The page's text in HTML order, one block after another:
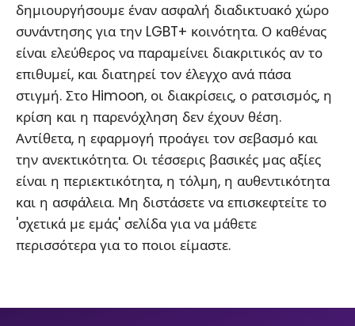
δημιουργήσουμε έναν ασφαλή διαδικτυακό χώρο
συνάντησης για την LGBT+ κοινότητα. Ο καθένας
είναι ελεύθερος να παραμείνει διακριτικός αν το
επιθυμεί, και διατηρεί τον έλεγχο ανά πάσα
στιγμή. Στο Himoon, οι διακρίσεις, ο ρατσισμός, η
κρίση και η παρενόχληση δεν έχουν θέση.
Αντίθετα, η εφαρμογή προάγει τον σεβασμό και
την ανεκτικότητα. Οι τέσσερις βασικές μας αξίες
είναι η περιεκτικότητα, η τόλμη, η αυθεντικότητα
και η ασφάλεια. Μη διστάσετε να επισκεφτείτε το
'σχετικά με εμάς' σελίδα για να μάθετε
περισσότερα για το ποιοι είμαστε.